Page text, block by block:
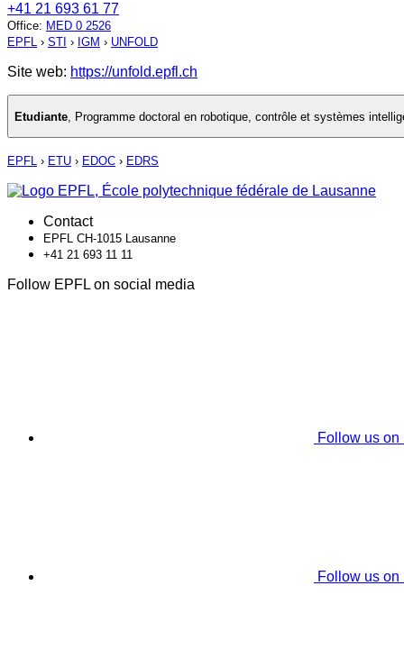
+41 21 693 61 77
Office: MED 0 2526
EPFL › STI › IGM › UNFOLD
Site web: https://unfold.epfl.ch
Etudiante Programme doctoral en robotique, contrôle et systèmes
EPFL › ETU › EDOC › EDRS
Contact
EPFL CH-1015 Lausanne
+41 21 693 11 11
Follow EPFL on social media
Follow us on
Follow us on